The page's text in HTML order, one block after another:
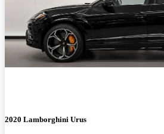
2020 Lamborghini Urus